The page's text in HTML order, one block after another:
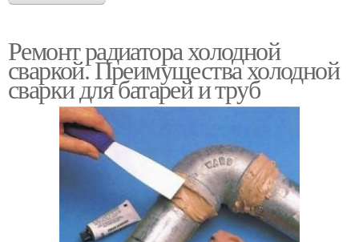
Ремонт радиатора холодной
сваркой. Преимущества холодной
сварки для батарей и труб